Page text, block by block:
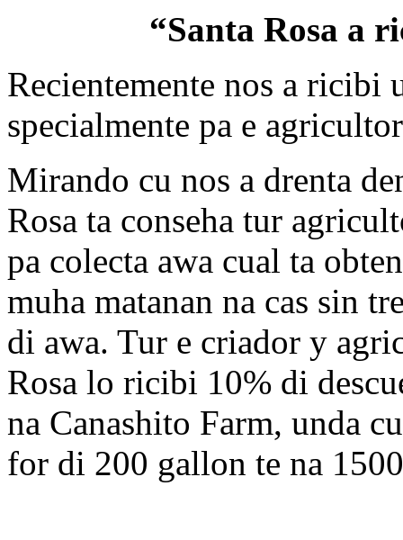
“Santa Rosa a
Recientemente nos a ricibi
specialmente pa e
Mirando cu nos a drenta
Rosa ta conseha tur
pa colecta awa cual ta
muha matanan na cas sin
di awa. Tur e criador y
Rosa lo ricibi 10% di
na Canashito Farm, unda
for di 200 gallon te na